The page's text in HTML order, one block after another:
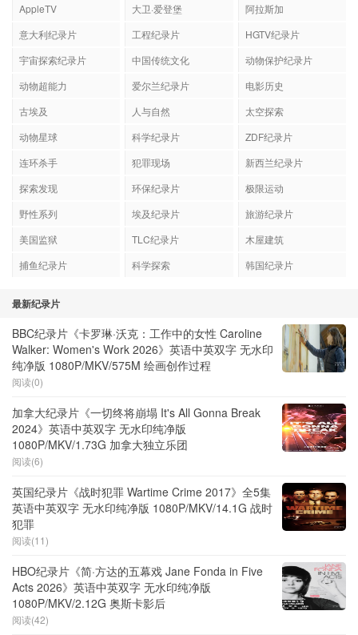
AppleTV
大卫·爱登堡
阿拉斯加
意大利纪录片
工程纪录片
HGTV纪录片
宇宙探索纪录片
中国传统文化
动物保护纪录片
动物超能力
爱尔兰纪录片
电影历史
古埃及
人与自然
太空探索
动物星球
科学纪录片
ZDF纪录片
连环杀手
犯罪现场
新西兰纪录片
探索发现
环保纪录片
极限运动
野性系列
埃及纪录片
旅游纪录片
美国监狱
TLC纪录片
木屋建筑
捕鱼纪录片
科学探索 韩国纪录片
最新纪录片
BBC纪录片《卡罗琳·沃克：工作中的女性 Caroline
Walker: Women's Work 2026》英语中英双字 无水印
纯净版 1080P/MKV/575M 绘画创作过程
阅读(0)
加拿大纪录片《一切终将崩塌 It's All Gonna Break
2024》英语中英双字 无水印纯净版
1080P/MKV/1.73G 加拿大独立乐团
阅读(6)
英国纪录片《战时犯罪 Wartime Crime 2017》全5集
英语中英双字 无水印纯净版 1080P/MKV/14.1G 战时
犯罪
阅读(11)
HBO纪录片《简·方达的五幕戏 Jane Fonda in Five
Acts 2026》英语中英双字 无水印纯净版
1080P/MKV/2.12G 奥斯卡影后
阅读(42)